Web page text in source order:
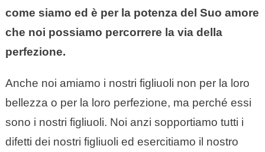
come siamo ed è per la potenza del Suo amore
che noi possiamo percorrere la via della
perfezione.
Anche noi amiamo i nostri figliuoli non per la loro
bellezza o per la loro perfezione, ma perché essi
sono i nostri figliuoli. Noi anzi sopportiamo tutti i
difetti dei nostri figliuoli ed esercitiamo il nostro